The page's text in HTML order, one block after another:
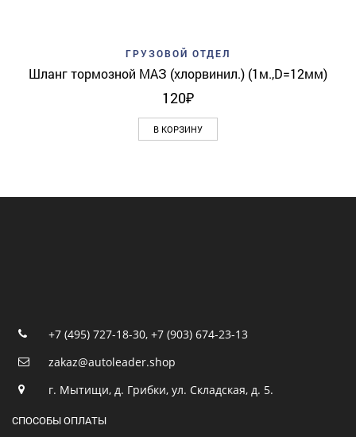
ГРУЗОВОЙ ОТДЕЛ
Шланг тормозной МАЗ (хлорвинил.) (1м.,D=12мм)
120₽
В КОРЗИНУ
+7 (495) 727-18-30, +7 (903) 674-23-13
zakaz@autoleader.shop
г. Мытищи, д. Грибки, ул. Складская, д. 5.
СПОСОБЫ ОПЛАТЫ